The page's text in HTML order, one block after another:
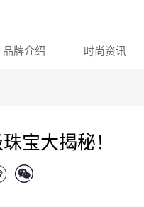
品牌介绍 时尚资讯
宝大揭秘！